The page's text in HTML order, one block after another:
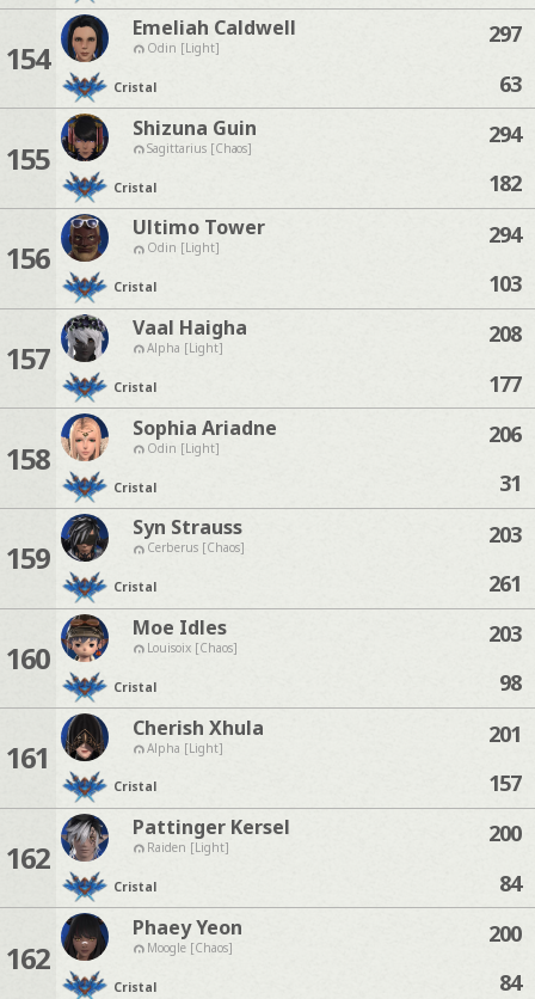
154
Emeliah Caldwell
Odin [Light]
Cristal
297
63
155
Shizuna Guin
Sagittarius [Chaos]
Cristal
294
182
156
Ultimo Tower
Odin [Light]
Cristal
294
103
157
Vaal Haigha
Alpha [Light]
Cristal
208
177
158
Sophia Ariadne
Odin [Light]
Cristal
206
31
159
Syn Strauss
Cerberus [Chaos]
Cristal
203
261
160
Moe Idles
Louisoix [Chaos]
Cristal
203
98
161
Cherish Xhula
Alpha [Light]
Cristal
201
157
162
Pattinger Kersel
Raiden [Light]
Cristal
200
84
162
Phaey Yeon
Moogle [Chaos]
Cristal
200
84